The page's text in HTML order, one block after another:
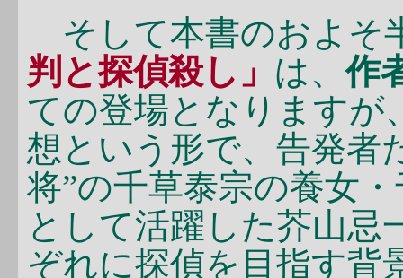
そして本書のおよそ
判と探偵殺し」 は、作
ての登場となりますが
想という形で、告発
将”の千草泰宗の養女
として活躍した芥山
ぞれに探偵を目指す背